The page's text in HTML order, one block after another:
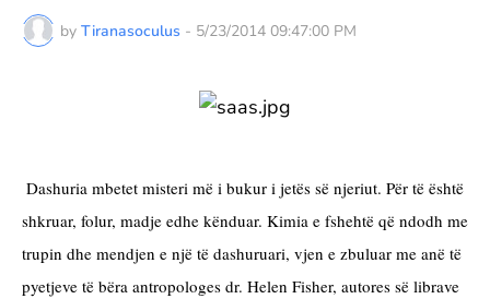
by Tiranasoculus - 5/23/2014 09:47:00 PM
shkruar, folur, madje edhe kënduar. Kimia e fshehtë që ndodh me
trupin dhe mendjen e një të dashuruari, vjen e zbuluar me anë të
pyetjeve të bëra antropologes dr. Helen Fisher, autores së librave